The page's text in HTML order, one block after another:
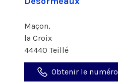
Maçon,
la Croix
44440 Teillé
Obtenir le numéro